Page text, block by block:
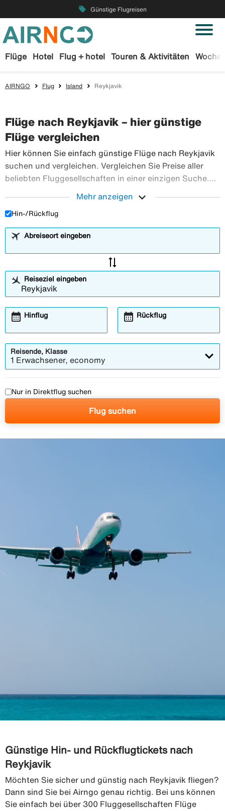
local_offer Günstige Flugreisen
Flüge Hotel Flug + hotel Touren & Aktivitäten
AIRNGO Flug Island Reykjavik
Flüge nach Reykjavik – hier günstige
Flüge vergleichen
Hier können Sie einfach günstige Flüge nach Reykjavik
suchen und vergleichen. Vergleichen Sie Preise aller
beliebten Fluggesellschaften in einer einzigen Suche.
haben ein riesiges Angebot an Flugreisen in die ganze
Welt.Hier können Sie einfach günstige Flüge nach
Mehr anzeigen expand_more
Hin-/Rückflug
Abreiseort eingeben
sync_alt
Reiseziel eingeben
Hinflug
calendar_month Rückflug
calendar_month
Reisende, Klasse
1 Erwachsener, economy
Nur in Direktflug suchen
Flug suchen
Günstige Hin- und Rückflugtickets nach
Reykjavik
Möchten Sie sicher und günstig nach Reykjavik fliegen?
Dann sind Sie bei Airngo genau richtig. Bei uns können
Sie einfach bei über 300 Fluggesellschaften Flüge